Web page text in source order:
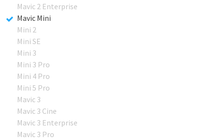
Mavic 2 Enterprise
Mavic Mini
Mini 2
Mini SE
Mini 3
Mini 3 Pro
Mini 4 Pro
Mini 5 Pro
Mavic 3
Mavic 3 Cine
Mavic 3 Enterprise
Mavic 3 Pro